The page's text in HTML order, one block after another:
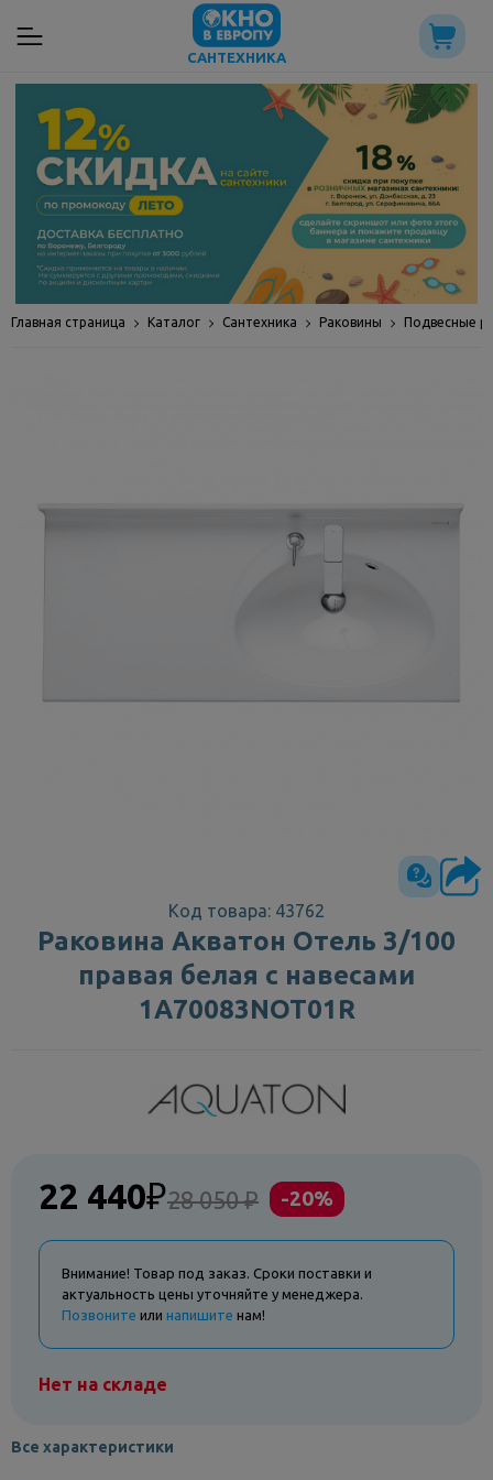
САНТЕХНИКА
Главная страница Каталог Сантехника Раковины Подвесные
Код товара: 43762
Раковина Акватон Отель 3/100
правая белая с навесами
1A70083NOT01R
22 440₽28 050 ₽ -20%
Внимание! Товар под заказ. Сроки поставки и
актуальность цены уточняйте у менеджера.
Позвоните или напишите нам!
Нет на складе
Все характеристики